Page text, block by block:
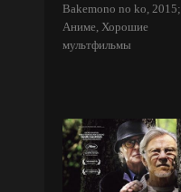
Bakemono no ko, 2015;
Аниме, Хорошие
мультфильмы